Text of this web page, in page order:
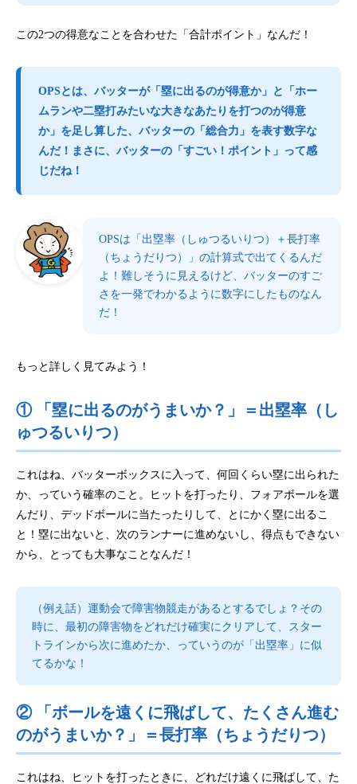
この2つの得意なことを合わせた「合計ポイント」なんだ！
OPSとは、バッターが「塁に出るのが得意か」と「ホー
ムランや二塁打みたいな大きなあたりを打つのが得意
か」を足し算した、 バッターの「総合力」を表す数字な
んだ！まさに、バッターの「すごい！ポイント」って感
じだね！
OPSは「出塁率（しゅつるいりつ）＋長打率
（ちょうだりつ）」の計算式で出てくるんだ
よ！難しそうに見えるけど、バッターのすご
さを一発でわかるように数字にしたものなん
だ！
もっと詳しく見てみよう！
① 「塁に出るのがうまいか？」＝出塁率（し
ゅつるいりつ）
これはね、バッターボックスに入って、何回くらい塁に出られた
か、っていう確率のこと。ヒットを打ったり、フォアボールを選
んだり、デッドボールに当たったりして、とにかく塁に出るこ
と！塁に出ないと、次のランナーに進めないし、得点もできない
から、とっても大事なことなんだ！
（例え話）運動会で障害物競走があるとするでしょ？その
時に、最初の障害物をどれだけ確実にクリアして、スター
トラインから次に進めたか、っていうのが「出塁率」に似
てるかな！
② 「ボールを遠くに飛ばして、たくさん進む
のがうまいか？」＝長打率（ちょうだりつ）
これはね、ヒットを打ったときに、どれだけ遠くに飛ばして、た